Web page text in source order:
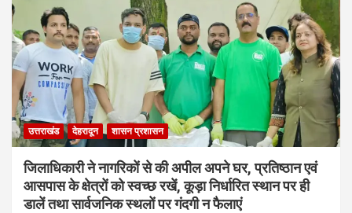
उत्तराखंड देहरादून शासन प्रशासन
जिलाधिकारी ने नागरिकों से की अपील अपने घर, प्रतिष्ठान एवं
आसपास के क्षेत्रों को स्वच्छ रखें, कूड़ा निर्धारित स्थान पर ही
डालें तथा सार्वजनिक स्थलों पर गंदगी न फैलाएं